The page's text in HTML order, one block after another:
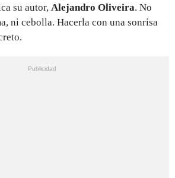
su autor, Alejandro Oliveira. No
ni cebolla. Hacerla con una sonrisa